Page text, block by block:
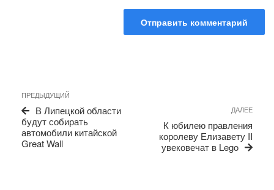
по
записям
Предыдущая
запись
ПРЕДЫДУЩИЙ
В Липецкой области
будут собирать
автомобили китайской
Great Wall
ДАЛЕЕ
К юбилею правления
королеву Елизавету II
увековечат в Lego